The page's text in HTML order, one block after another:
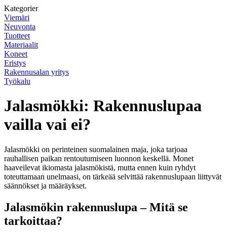
Kategorier
Viemäri
Neuvonta
Tuotteet
Materiaalit
Koneet
Eristys
Rakennusalan yritys
Työkalu
Jalasmökki: Rakennuslupaa
vailla vai ei?
Jalasmökki on perinteinen suomalainen maja, joka tarjoaa
rauhallisen paikan rentoutumiseen luonnon keskellä. Monet
haaveilevat ikiomasta jalasmökistä, mutta ennen kuin ryhdyt
toteuttamaan unelmaasi, on tärkeää selvittää rakennuslupaan liittyvät
säännökset ja määräykset.
Jalasmökin rakennuslupa – Mitä se
tarkoittaa?